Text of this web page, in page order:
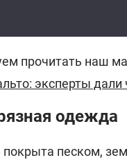
прочитать наш
эксперты дали
одежда
покрыта песком,